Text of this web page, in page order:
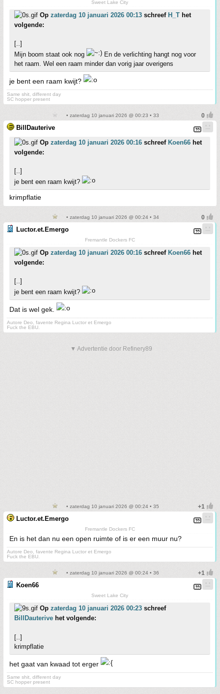
Sweet Lake City
Op zaterdag 10 januari 2026 00:13 schreef H_T het
volgende:
[..]
Mijn boom staat ook nog
En de verlichting hangt nog voor
het raam. Wel een raam minder dan vorig jaar overigens
je bent een raam kwijt?
Same shit, different day
SC hopper present
• zaterdag 10 januari 2026 @ 00:23 • 33
BillDauterive
Op zaterdag 10 januari 2026 00:16 schreef Koen66 het
volgende:
[..]
je bent een raam kwijt?
krimpflatie
• zaterdag 10 januari 2026 @ 00:24 • 34
Luctor.et.Emergo
Fremantle Dockers FC
Op zaterdag 10 januari 2026 00:16 schreef Koen66 het
volgende:
[..]
je bent een raam kwijt?
Dat is wel gek.
Autore Deo, favente Regina Luctor et Emergo
Fuck the EBU.
▼ Advertentie door Refinery89
• zaterdag 10 januari 2026 @ 00:24 • 35
Luctor.et.Emergo
Fremantle Dockers FC
En is het dan nu een open ruimte of is er een muur nu?
Autore Deo, favente Regina Luctor et Emergo
Fuck the EBU.
• zaterdag 10 januari 2026 @ 00:24 • 36
Koen66
Sweet Lake City
Op zaterdag 10 januari 2026 00:23 schreef
BillDauterive het volgende:
[..]
krimpflatie
het gaat van kwaad tot erger
Same shit, different day
SC hopper present